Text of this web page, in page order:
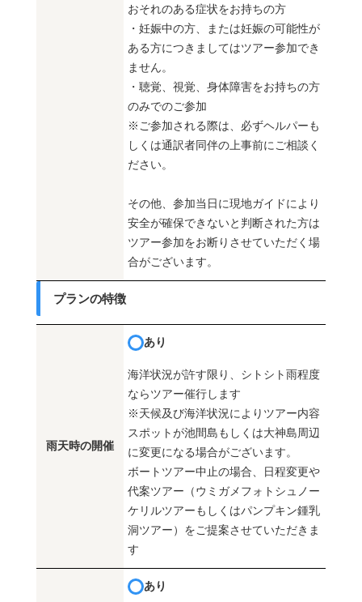
おそれのある症状をお持ちの方
・妊娠中の方、または妊娠の可能性が
ある方につきましてはツアー参加でき
ません。
・聴覚、視覚、身体障害をお持ちの方
のみでのご参加
※ご参加される際は、必ずヘルパーも
しくは通訳者同伴の上事前にご相談く
ださい。
その他、参加当日に現地ガイドにより
安全が確保できないと判断された方は
ツアー参加をお断りさせていただく場
合がございます。
プランの特徴
雨天時の開催
あり
海洋状況が許す限り、シトシト雨程度
ならツアー催行します
※天候及び海洋状況によりツアー内容
スポットが池間島もしくは大神島周辺
に変更になる場合がございます。
ボートツアー中止の場合、日程変更や
代案ツアー（ウミガメフォトシュノー
ケリルツアーもしくはパンプキン鍾乳
洞ツアー）をご提案させていただきま
す
あり